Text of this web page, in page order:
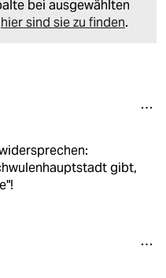
bei ausgewählten
hier sind sie zu finden.
gibt,